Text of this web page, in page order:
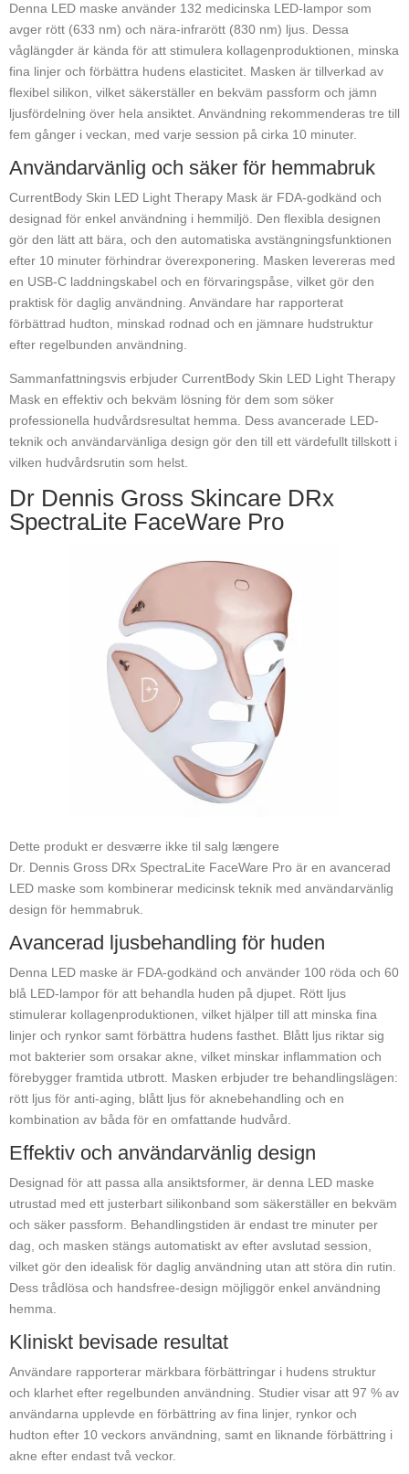
Denna LED maske använder 132 medicinska LED-lampor som
avger rött (633 nm) och nära-infrarött (830 nm) ljus. Dessa
våglängder är kända för att stimulera kollagenproduktionen, minska
fina linjer och förbättra hudens elasticitet. Masken är tillverkad av
flexibel silikon, vilket säkerställer en bekväm passform och jämn
ljusfördelning över hela ansiktet. Användning rekommenderas tre till
fem gånger i veckan, med varje session på cirka 10 minuter.
Användarvänlig och säker för hemmabruk
CurrentBody Skin LED Light Therapy Mask är FDA-godkänd och
designad för enkel användning i hemmiljö. Den flexibla designen
gör den lätt att bära, och den automatiska avstängningsfunktionen
efter 10 minuter förhindrar överexponering. Masken levereras med
en USB-C laddningskabel och en förvaringspåse, vilket gör den
praktisk för daglig användning. Användare har rapporterat
förbättrad hudton, minskad rodnad och en jämnare hudstruktur
efter regelbunden användning.
Sammanfattningsvis erbjuder CurrentBody Skin LED Light Therapy
Mask en effektiv och bekväm lösning för dem som söker
professionella hudvårdsresultat hemma. Dess avancerade LED-
teknik och användarvänliga design gör den till ett värdefullt tillskott i
vilken hudvårdsrutin som helst.
Dr Dennis Gross Skincare DRx
SpectraLite FaceWare Pro
Dette produkt er desværre ikke til salg længere
Dr. Dennis Gross DRx SpectraLite FaceWare Pro är en avancerad
LED maske som kombinerar medicinsk teknik med användarvänlig
design för hemmabruk.
Avancerad ljusbehandling för huden
Denna LED maske är FDA-godkänd och använder 100 röda och 60
blå LED-lampor för att behandla huden på djupet. Rött ljus
stimulerar kollagenproduktionen, vilket hjälper till att minska fina
linjer och rynkor samt förbättra hudens fasthet. Blått ljus riktar sig
mot bakterier som orsakar akne, vilket minskar inflammation och
förebygger framtida utbrott. Masken erbjuder tre behandlingslägen:
rött ljus för anti-aging, blått ljus för aknebehandling och en
kombination av båda för en omfattande hudvård.
Effektiv och användarvänlig design
Designad för att passa alla ansiktsformer, är denna LED maske
utrustad med ett justerbart silikonband som säkerställer en bekväm
och säker passform. Behandlingstiden är endast tre minuter per
dag, och masken stängs automatiskt av efter avslutad session,
vilket gör den idealisk för daglig användning utan att störa din rutin.
Dess trådlösa och handsfree-design möjliggör enkel användning
hemma.
Kliniskt bevisade resultat
Användare rapporterar märkbara förbättringar i hudens struktur
och klarhet efter regelbunden användning. Studier visar att 97 % av
användarna upplevde en förbättring av fina linjer, rynkor och
hudton efter 10 veckors användning, samt en liknande förbättring i
akne efter endast två veckor.